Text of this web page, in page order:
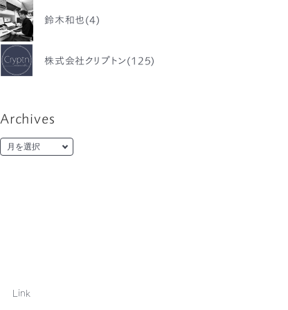
鈴木和也(4)
株式会社クリプトン(125)
Archives
Link